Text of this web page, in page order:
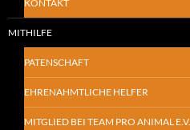
KONTAKT
MITHILFE
PATENSCHAFT
EHRENAHMTLICHE HELFER
MITGLIED BEI TEAM PRO ANIMAL E.V.